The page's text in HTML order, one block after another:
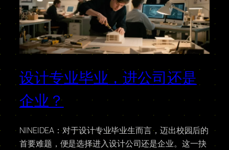
设计专业毕业，进公司还是
企业？
NINEIDEA：对于设计专业毕业生而言，迈出校园后的
首要难题，便是选择进入设计公司还是企业。这一抉